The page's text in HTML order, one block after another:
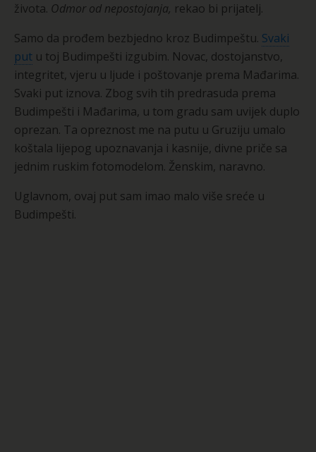
života. Odmor od nepostojanja, rekao bi prijatelj.
Samo da prođem bezbjedno kroz Budimpeštu. Svaki
put u toj Budimpešti izgubim. Novac, dostojanstvo,
integritet, vjeru u ljude i poštovanje prema Mađarima.
Svaki put iznova. Zbog svih tih predrasuda prema
Budimpešti i Mađarima, u tom gradu sam uvijek duplo
oprezan. Ta opreznost me na putu u Gruziju umalo
koštala lijepog upoznavanja i kasnije, divne priče sa
jednim ruskim fotomodelom. Ženskim, naravno.
Uglavnom, ovaj put sam imao malo više sreće u
Budimpešti.